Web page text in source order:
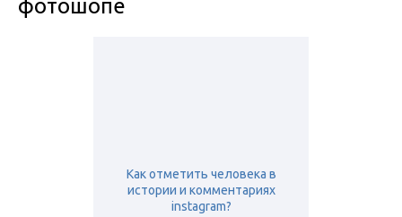
фотошопе
Как отметить человека в
истории и комментариях
instagram?